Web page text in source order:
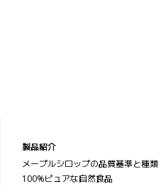
製品紹介
メープルシロップの品質基準と種類
100%ピュアな自然食品